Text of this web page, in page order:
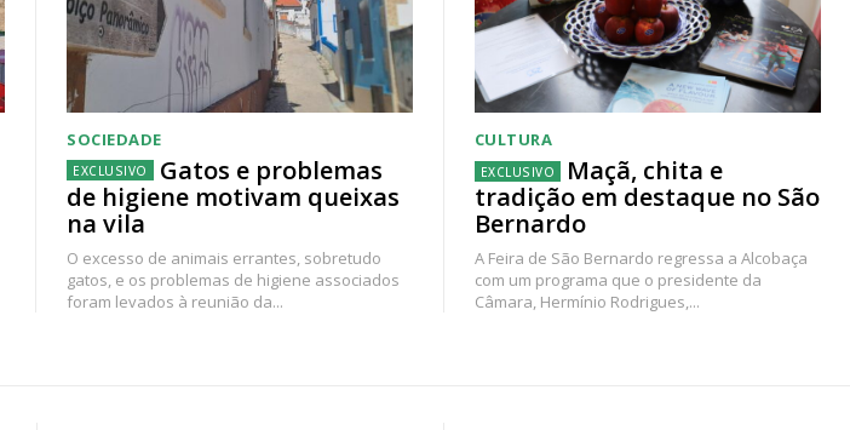
SOCIEDADE
Gatos e problemas
de higiene motivam queixas
na vila
O excesso de animais errantes, sobretudo
gatos, e os problemas de higiene associados
foram levados à reunião da...
CULTURA
Maçã, chita e
tradição em destaque no São
Bernardo
A Feira de São Bernardo regressa a Alcobaça
com um programa que o presidente da
Câmara, Hermínio Rodrigues,...